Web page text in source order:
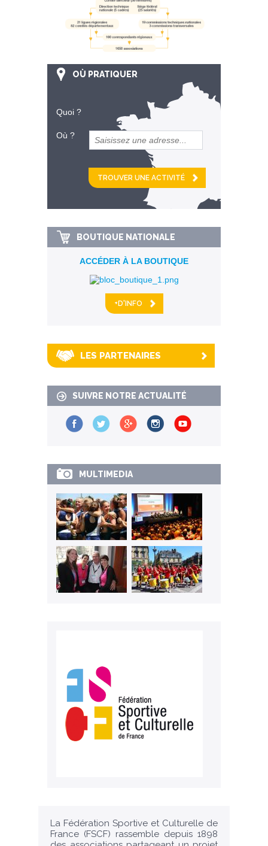
OÙ PRATIQUER
Quoi ?
Où ?
et
km alentour
BOUTIQUE NATIONALE
ACCÉDER À LA BOUTIQUE
+D'INFO
LES PARTENAIRES
SUIVRE NOTRE ACTUALITÉ
MULTIMEDIA
La Fédération Sportive et Culturelle de
France (FSCF) rassemble depuis 1898